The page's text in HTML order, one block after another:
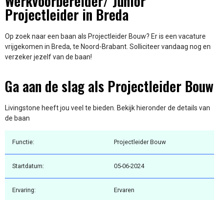
Projectleider in Breda
Op zoek naar een baan als Projectleider Bouw? Er is een vacature
vrijgekomen in Breda, te Noord-Brabant. Solliciteer vandaag nog en
verzeker jezelf van de baan!
Ga aan de slag als Projectleider Bouw
Livingstone heeft jou veel te bieden. Bekijk hieronder de details van
de baan
Functie: Projectleider Bouw
Startdatum: 05-06-2024
Ervaring: Ervaren